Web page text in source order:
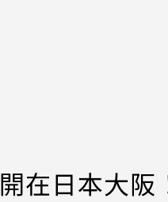
在日本大